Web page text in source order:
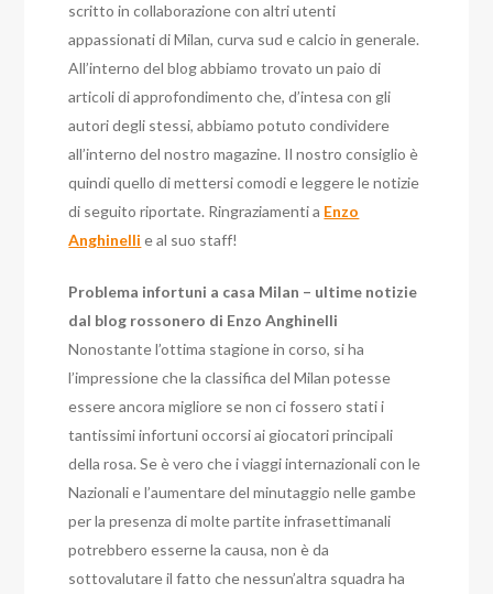
scritto in collaborazione con altri utenti
appassionati di Milan, curva sud e calcio in generale.
All’interno del blog abbiamo trovato un paio di
articoli di approfondimento che, d’intesa con gli
autori degli stessi, abbiamo potuto condividere
all’interno del nostro magazine. Il nostro consiglio è
quindi quello di mettersi comodi e leggere le notizie
di seguito riportate. Ringraziamenti a Enzo
Anghinelli e al suo staff!
Problema infortuni a casa Milan – ultime notizie
dal blog rossonero di Enzo Anghinelli
Nonostante l’ottima stagione in corso, si ha
l’impressione che la classifica del Milan potesse
essere ancora migliore se non ci fossero stati i
tantissimi infortuni occorsi ai giocatori principali
della rosa. Se è vero che i viaggi internazionali con le
Nazionali e l’aumentare del minutaggio nelle gambe
per la presenza di molte partite infrasettimanali
potrebbero esserne la causa, non è da
sottovalutare il fatto che nessun’altra squadra ha